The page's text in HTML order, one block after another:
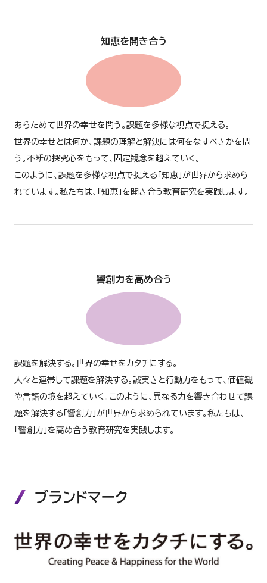
知恵を開き合う
あらためて世界の幸せを問う。課題を多様な視点で捉える。
世界の幸せとは何か、課題の理解と解決には何をなすべきかを問
う。不断の探究心をもって、固定観念を超えていく。
このように、課題を多様な視点で捉える「知恵」が世界から求めら
れています。私たちは、「知恵」を開き合う教育研究を実践します。
響創力を高め合う
課題を解決する。世界の幸せをカタチにする。
人々と連帯して課題を解決する。誠実さと行動力をもって、価値観
や言語の境を超えていく。このように、異なる力を響き合わせて課
題を解決する「響創力」が世界から求められています。私たちは、
「響創力」を高め合う教育研究を実践します。
ブランドマーク